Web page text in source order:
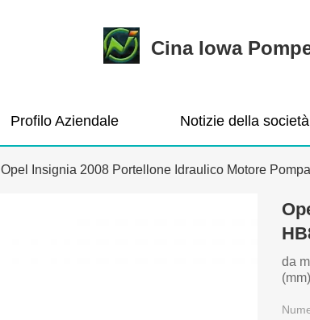
Cina Iowa
Profilo Aziendale Notizie della società
Opel Insignia 2008 Portellone Idraulico Motore
da